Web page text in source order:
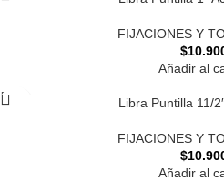
FIJACIONES Y
$
Añadir al
Libra Puntilla 11/
FIJACIONES Y
$
Añadir al